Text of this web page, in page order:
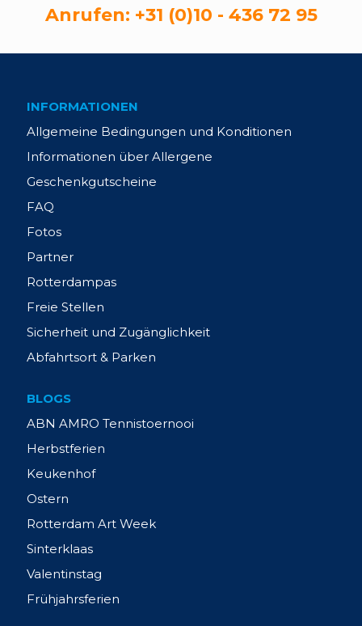
Anrufen: +31 (0)10 - 436 72 95
INFORMATIONEN
Allgemeine Bedingungen und Konditionen
Informationen über Allergene
Geschenkgutscheine
FAQ
Fotos
Partner
Rotterdampas
Freie Stellen
Sicherheit und Zugänglichkeit
Abfahrtsort & Parken
BLOGS
ABN AMRO Tennistoernooi
Herbstferien
Keukenhof
Ostern
Rotterdam Art Week
Sinterklaas
Valentinstag
Frühjahrsferien